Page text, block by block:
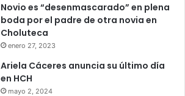
Novio es “desenmascarado” en plena
boda por el padre de otra novia en
Choluteca
enero 27, 2023
Ariela Cáceres anuncia su último día
en HCH
mayo 2, 2024